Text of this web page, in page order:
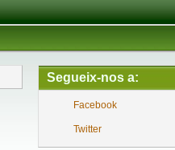
Segueix-nos a:
Facebook
Twitter